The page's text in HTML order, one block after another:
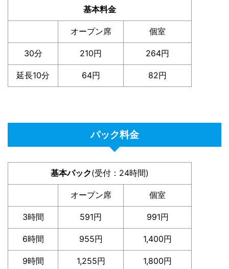
基本料金
オープン席 個室
30分 210円 264円
延長10分 64円 82円
パック料金
基本パック(受付：24時間)
オープン席 個室
3時間 591円 991円
6時間 955円 1,400円
9時間 1,255円 1,800円